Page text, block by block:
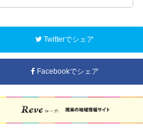
Twitterでシェア
Facebookでシェア